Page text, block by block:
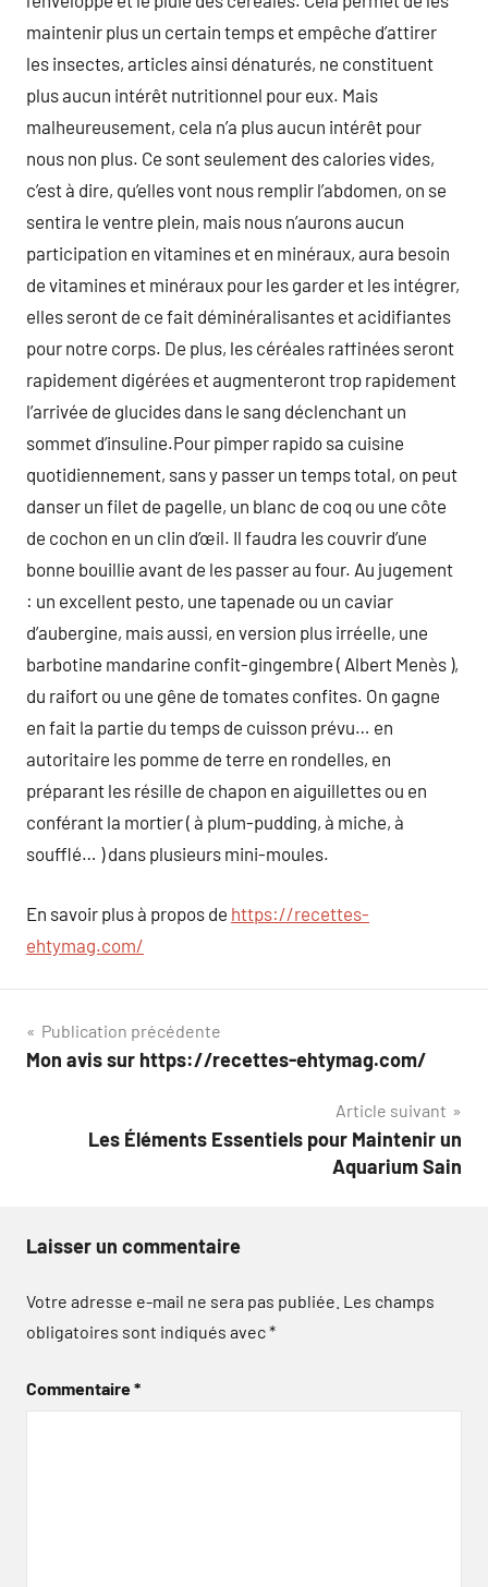
maintenir plus un certain temps et empêche d’attirer
les insectes, articles ainsi dénaturés, ne constituent
plus aucun intérêt nutritionnel pour eux. Mais
malheureusement, cela n’a plus aucun intérêt pour
nous non plus. Ce sont seulement des calories vides,
c’est à dire, qu’elles vont nous remplir l’abdomen, on se
sentira le ventre plein, mais nous n’aurons aucun
participation en vitamines et en minéraux, aura besoin
de vitamines et minéraux pour les garder et les intégrer,
elles seront de ce fait déminéralisantes et acidifiantes
pour notre corps. De plus, les céréales raffinées seront
rapidement digérées et augmenteront trop rapidement
l’arrivée de glucides dans le sang déclenchant un
sommet d’insuline.Pour pimper rapido sa cuisine
quotidiennement, sans y passer un temps total, on peut
danser un filet de pagelle, un blanc de coq ou une côte
de cochon en un clin d’œil. Il faudra les couvrir d’une
bonne bouillie avant de les passer au four. Au jugement
: un excellent pesto, une tapenade ou un caviar
d’aubergine, mais aussi, en version plus irréelle, une
barbotine mandarine confit-gingembre ( Albert Menès ),
du raifort ou une gêne de tomates confites. On gagne
en fait la partie du temps de cuisson prévu… en
autoritaire les pomme de terre en rondelles, en
préparant les résille de chapon en aiguillettes ou en
conférant la mortier ( à plum-pudding, à miche, à
soufflé… ) dans plusieurs mini-moules.
En savoir plus à propos de https://recettes-
ehtymag.com/
Navigation
de
Publication précédente
Mon avis sur https://recettes-ehtymag.com/
Article suivant
Les Éléments Essentiels pour Maintenir un
Aquarium Sain
Laisser un commentaire
Votre adresse e-mail ne sera pas publiée. Les champs
obligatoires sont indiqués avec*
Commentaire*